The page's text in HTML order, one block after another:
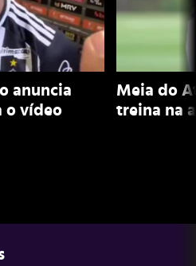
anuncia
o vídeo
Meia do
treina na